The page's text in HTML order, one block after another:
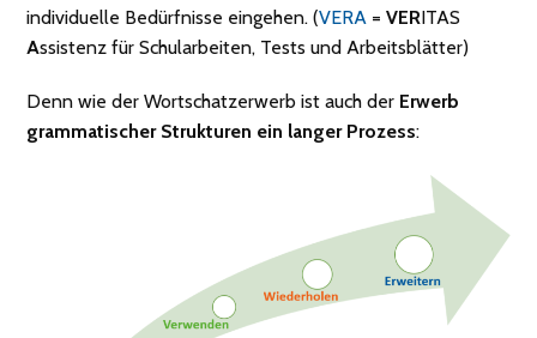
individuelle Bedürfnisse eingehen. (VERA =VERITAS
Assistenz für Schularbeiten, Tests und Arbeitsblätter)
Denn wie der Wortschatzerwerb ist auch der Erwerb
grammatischer Strukturen ein langer Prozess: